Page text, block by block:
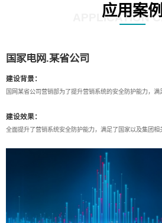
应用案
APPLICATION
国家电网.某省公司
建设背景：
国网某省公司营销部为了提升营销系统的安全防护能力，满
建设效果：
全面提升了营销系统安全防护能力，满足了国家以及集团相